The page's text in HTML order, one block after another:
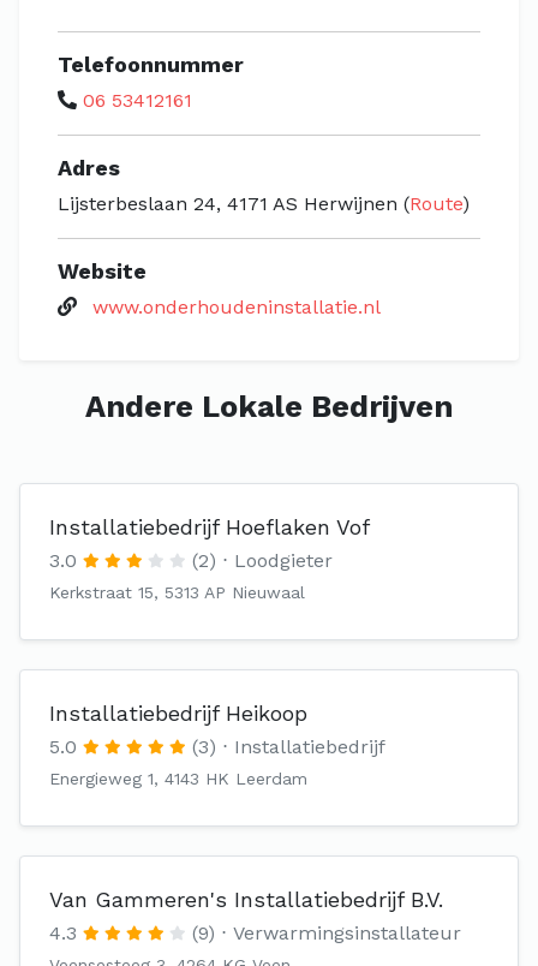
Telefoonnummer
06 53412161
Adres
Lijsterbeslaan 24, 4171 AS Herwijnen (Route)
Website
www.onderhoudeninstallatie.nl
Andere Lokale Bedrijven
Installatiebedrijf Hoeflaken Vof
3.0 (2) Loodgieter
Kerkstraat 15, 5313 AP Nieuwaal
Installatiebedrijf Heikoop
5.0 (3) Installatiebedrijf
Energieweg 1, 4143 HK Leerdam
Van Gammeren's Installatiebedrijf B.V.
4.3 (9) Verwarmingsinstallateur